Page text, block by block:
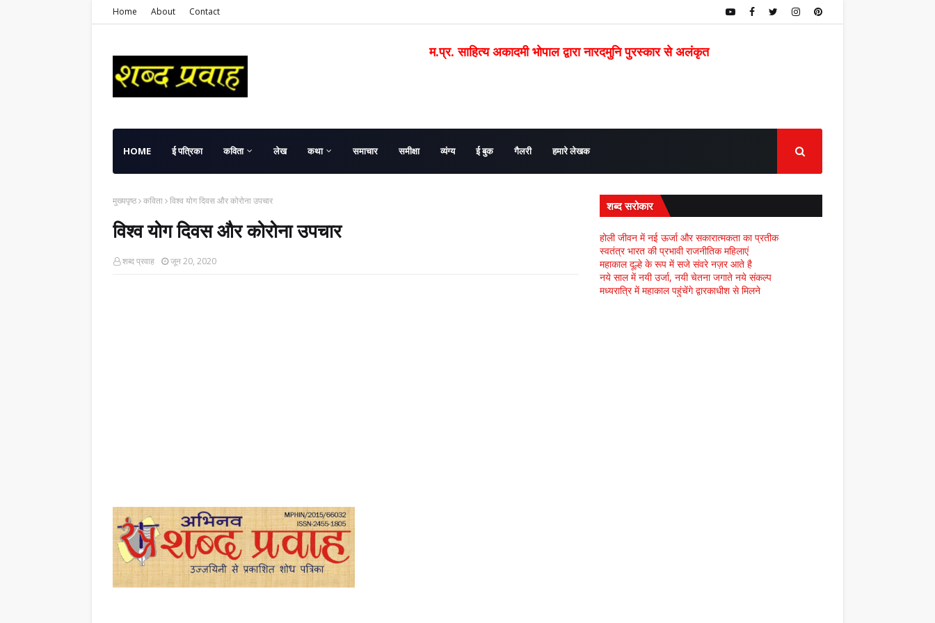
Home About Contact
म.प्र. साहित्य अकादमी भोपाल द्वारा नारदमुनि पुरस्कार से अलंकृत
HOME ई पत्रिका कविता लेख कथा समाचार समीक्षा व्यंग्य ई बुक गैलरी हमारे लेखक
मुख्यपृष्ठ कविता विश्व योग दिवस और कोरोना उपचार
विश्व योग दिवस और कोरोना उपचार
शब्द प्रवाह जून 20, 2020
शब्द सरोकार
होली जीवन में नई ऊर्जा और सकारात्मकता का प्रतीक
स्वतंत्र भारत की प्रभावी राजनीतिक महिलाएं
महाकाल दूल्हे के रूप में सजे संवरे नज़र आते है
नये साल में नयी उर्जा, नयी चेतना जगाते नये संकल्प
मध्यरात्रि में महाकाल पहुंचेंगे द्वारकाधीश से मिलने